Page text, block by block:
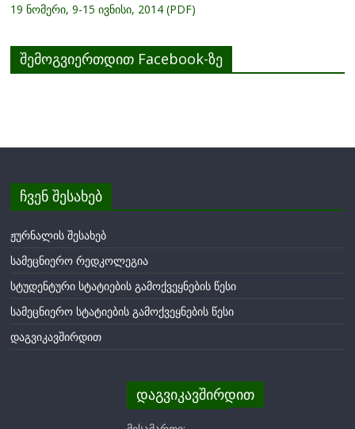
19 ნომერი, 9-15 ივნისი, 2014 (PDF)
შემოგვიერთდით Facebook-ზე
ჩვენ შესახებ
ჟურნალის შესახებ
სამეცნიერო რედკოლეგია
სტუდენტური სტატიების გამოქვეყნების წესი
სამეცნიერო სტატიების გამოქვეყნების წესი
დაგვიკავშირდით
დაგვიკავშირდით